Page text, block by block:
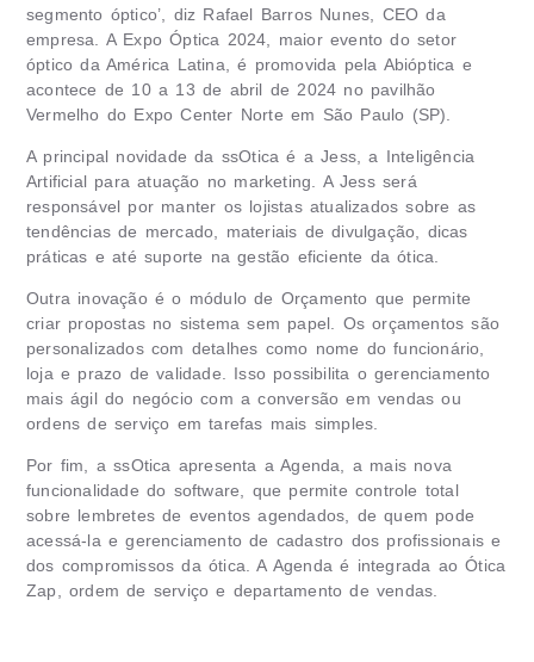
segmento óptico’, diz Rafael Barros Nunes, CEO da
empresa. A Expo Óptica 2024, maior evento do setor
óptico da América Latina, é promovida pela Abióptica e
acontece de 10 a 13 de abril de 2024 no pavilhão
Vermelho do Expo Center Norte em São Paulo (SP).
A principal novidade da ssOtica é a Jess, a Inteligência
Artificial para atuação no marketing. A Jess será
responsável por manter os lojistas atualizados sobre as
tendências de mercado, materiais de divulgação, dicas
práticas e até suporte na gestão eficiente da ótica.
Outra inovação é o módulo de Orçamento que permite
criar propostas no sistema sem papel. Os orçamentos são
personalizados com detalhes como nome do funcionário,
loja e prazo de validade. Isso possibilita o gerenciamento
mais ágil do negócio com a conversão em vendas ou
ordens de serviço em tarefas mais simples.
Por fim, a ssOtica apresenta a Agenda, a mais nova
funcionalidade do software, que permite controle total
sobre lembretes de eventos agendados, de quem pode
acessá-la e gerenciamento de cadastro dos profissionais e
dos compromissos da ótica. A Agenda é integrada ao Ótica
Zap, ordem de serviço e departamento de vendas.